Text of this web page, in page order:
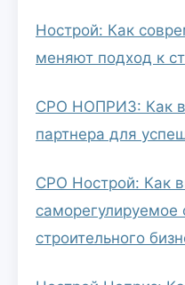
Нострой: Как
меняют подход к
СРО НОПРИЗ: Как
партнера для
СРО Нострой: Как
саморегулируемое
строительного